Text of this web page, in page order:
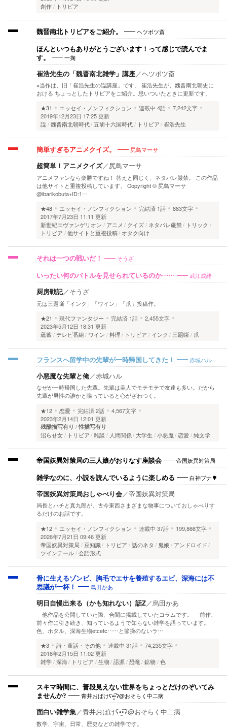
創作
トリビア
魏晋南北トリビアをご紹介。 ヘツポツ斎
ほんといつもありがとうございます！って感じで読んでま
す。
一掬
崔浩先生の「魏晋南北雑学」講座／ヘツポツ斎
※当作は、旧「崔浩先生の諡講座」です。 崔浩先生が、魏晋南北朝史に
おける ちょっとしたトリビアをご紹介。思いついたときに更新です。
★31
エッセイ・ノンフィクション 連載中 4話
7,242文字
2019年12月23日 17:25 更新
諡 魏晋南北朝時代 五胡十六国時代 トリビア 崔浩先生
簡単すぎるアニメクイズ。 尻鳥マーサ
超簡単！アニメクイズ／尻鳥マーサ
アニメファンなら楽勝ですね！ 答えと同じく、ネタバレ厳禁。 この作品
は他サイトと重複投稿しています。 Copyright ©︎ 尻鳥マーサ
@ibarikobuta+ID:1…
★48
エッセイ・ノンフィクション 完結済 1話
883文字
2017年7月23日 11:11 更新
新世紀エヴァンゲリオン
アニメ クイズ ネタバレ厳禁
トリック
トリビア
他サイトと重複投稿 オタク向け
それは一つの戦いだ！ そうざ
いったい何のバトルを見せられているのか…… 武江成緒
厨房戦記／そうざ
元は三題噺「インク」「ワイン」「爪」投稿作。
★21
現代ファンタジー 完結済 1話
2,455文字
2023年5月12日 18:31 更新
蘊蓄 テレビ番組 ワイン 料理 トリビア インク 三題噺 爪
フランスへ留学中の先輩が一時帰国してきた！ 赤城ハル
小悪魔な先輩と俺／赤城ハル
なぜか一時帰国した先輩。先輩は美人でモテモテで友達も多い。だから
先輩が男性の誰かと喋っていると心がざわつく。
★12
恋愛 完結済2話
4,567文字
2023年2月14日 12:01 更新
残酷描写有り 性描写有り
沼らせ女 トリビア 雑談 人間関係 大学生 小悪魔 恋愛 純文学
帝国妖異対策局の三人娘がおりなす座談会 帝国妖異対策局
雑学なのに、小説を読んでいるように楽しめる 白神ブナ🌳
帝国妖異対策局おしゃべり会／帝国妖異対策局
局長とハチと真九郎が、古今東西さまざまな物事についておしゃべりす
るだけのお話です。
★12
エッセイ・ノンフィクション 連載中 37話
199,866文字
2026年7月21日 09:46 更新
帝国妖異対策局
豆知識 トリビア 話のネタ 鬼娘
アンドロイド
ツインテール 会話形式
骨に生えるゾンビ、胸毛でエサを養殖するエビ、深海には不
思議が一杯！
烏田かあ
明日自慢出来る（かも知れない）話Z／烏田かあ
他作品を公開していた際、合間に掲載していたコラムです。 前作、
前々作に引き続き、知っているようで知らない雑学を語っています。
色、ホタル、深海生物etcetc……と節操のないラ…
★3
詩・童話・その他 連載中 31話
74,235文字
2018年2月15日 11:02 更新
雑学 深海 トリビア 生物 語源 恐竜 鉱物 色
スキマ時間に、普段見えない世界をちょっとだけのぞいてみ
ませんか?
青井おばけʕ•̫͡•ʔ@おそらく中二病
面白い雑学集／青井おばけʕ•̫͡•ʔ@おそらく中二病
数学、宇宙、日常、歴史などの雑学です。